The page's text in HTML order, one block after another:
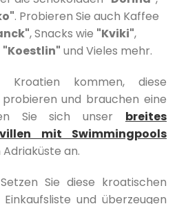
. Probieren Sie auch Kaffee
, Snacks wie "Kviki",
"Koestlin" und Vieles mehr.
kommen, diese
und brauchen eine
Sie sich unser breites
mit Swimmingpools
an.
Sie diese kroatischen
und überzeugen